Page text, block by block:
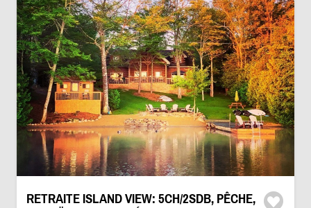
RETRAITE ISLAND VIEW: 5CH/2SDB, PÊCHE,